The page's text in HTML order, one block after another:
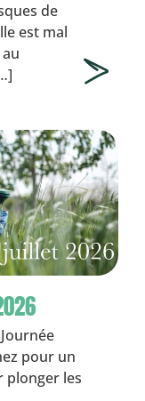
de
est mal
pour un
plonger les